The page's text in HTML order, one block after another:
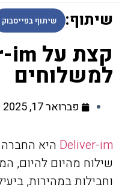
שיתוף: שיתוף בפייסבוק
למשלוחים
פברואר 17, 2025
Deliver-im היא
שילוח מהיום להיום,
וחבילות במהירות,